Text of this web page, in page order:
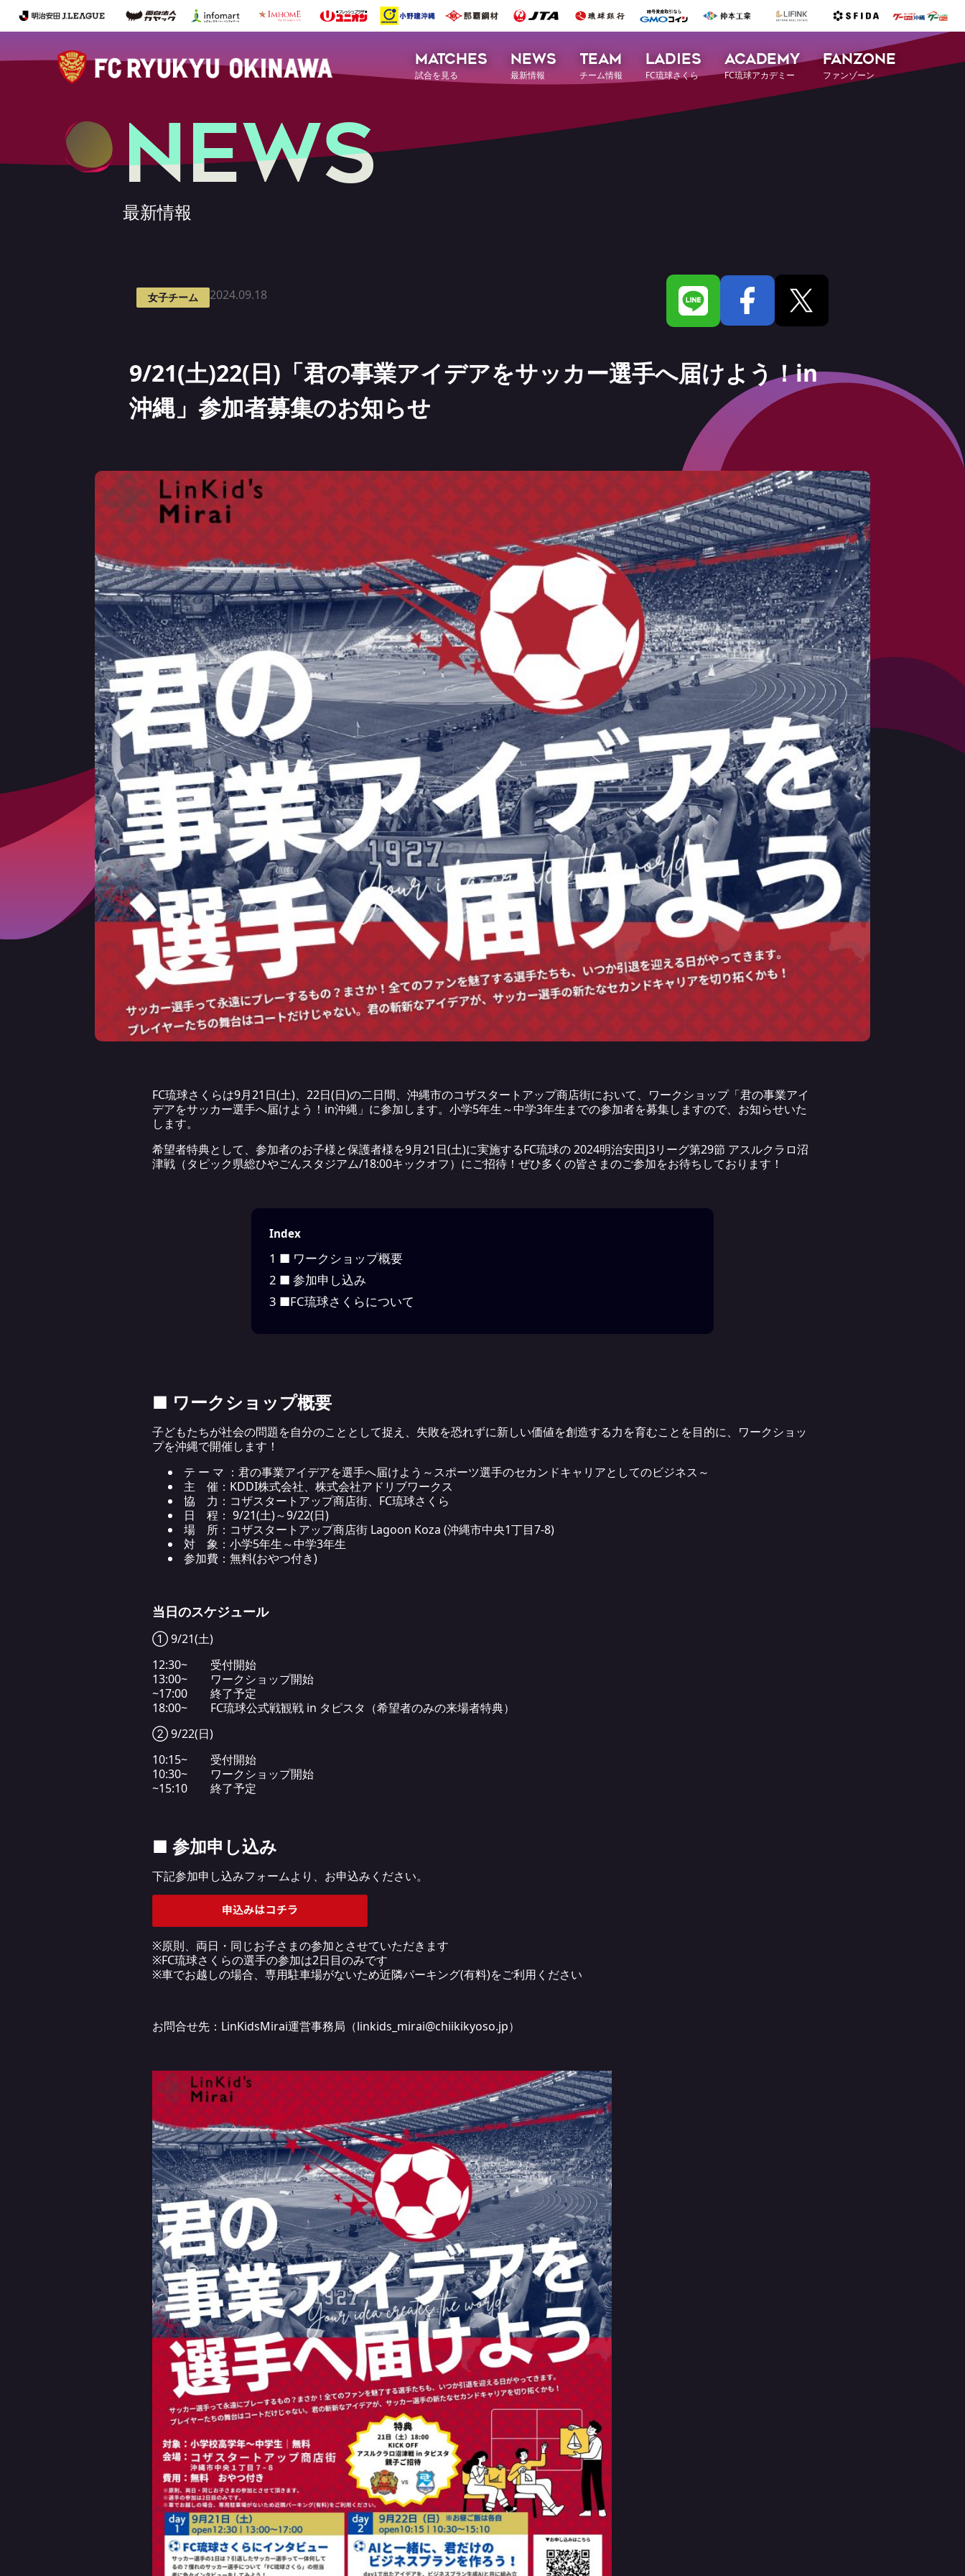
MATCHES
試合を見る
NEWS
最新情報
TEAM
チーム情報
LADIES
FC琉球さくら
ACADEMY
FC琉球アカデミー
FANZONE
ファンゾーン
NEWS
最新情報
女子チーム 2024.09.18
9/21(土)22(日)「君の事業アイデアをサッカー選手へ届けよう！in
沖縄」参加者募集のお知らせ
FC琉球さくらは9月21日(土)、22日(日)の二日間、沖縄市のコザスタートアップ商店街において、ワークショップ「君の事業アイ
デアをサッカー選手へ届けよう！in沖縄」に参加します。小学5年生～中学3年生までの参加者を募集しますので、お知らせいた
します。
希望者特典として、参加者のお子様と保護者様を9月21日(土)に実施するFC琉球の 2024明治安田J3リーグ第29節 アスルクラロ沼
津戦（タピック県総ひやごんスタジアム/18:00キックオフ）にご招待！ぜひ多くの皆さまのご参加をお待ちしております！
Index
1 ■ ワークショップ概要
2 ■ 参加申し込み
3 ■FC琉球さくらについて
■ ワークショップ概要
子どもたちが社会の問題を自分のこととして捉え、失敗を恐れずに新しい価値を創造する力を育むことを目的に、ワークショッ
プを沖縄で開催します！
テ ー マ ：君の事業アイデアを選手へ届けよう～スポーツ選手のセカンドキャリアとしてのビジネス～
主 催：KDDI株式会社、株式会社アドリブワークス
協 力：コザスタートアップ商店街、FC琉球さくら
日 程： 9/21(土)～9/22(日)
場 所：コザスタートアップ商店街 Lagoon Koza (沖縄市中央1丁目7-8)
対 象：小学5年生～中学3年生
参加費：無料(おやつ付き)
当日のスケジュール
① 9/21(土)
12:30~ 受付開始
13:00~ ワークショップ開始
~17:00 終了予定
18:00~ FC琉球公式戦観戦 in タピスタ（希望者のみの来場者特典）
② 9/22(日)
10:15~ 受付開始
10:30~ ワークショップ開始
~15:10 終了予定
■ 参加申し込み
下記参加申し込みフォームより、お申込みください。
※原則、両⽇・同じお⼦さまの参加とさせていただきます
※FC琉球さくらの選⼿の参加は2⽇⽬のみです
※⾞でお越しの場合、専⽤駐⾞場がないため近隣パーキング(有料)をご利⽤ください
お問合せ先：LinKidsMirai運営事務局（linkids_mirai@chiikikyoso.jp）